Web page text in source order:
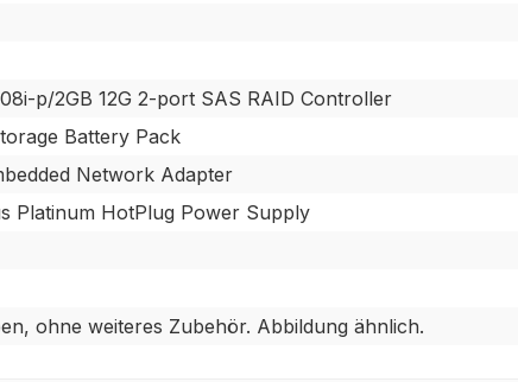
p/2GB 12G 2-port SAS RAID Controller
Battery Pack
Network Adapter
Platinum HotPlug Power Supply
ohne weiteres Zubehör. Abbildung ähnlich.